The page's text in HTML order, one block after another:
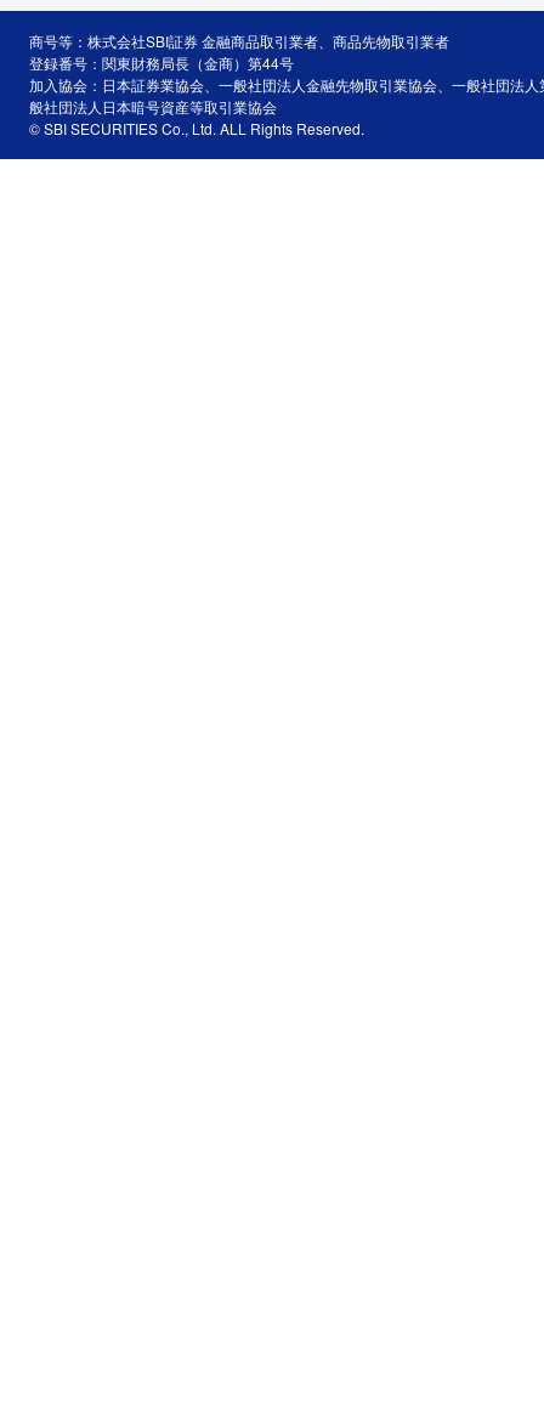
商号等：株式会社SBI証券 金融商品取引業者、商品先物取引業者
登録番号：関東財務局長（金商）第44号
加入協会：日本証券業協会、一般社団法人金融先物取引業協会、一般社団法
般社団法人日本暗号資産等取引業協会
© SBI SECURITIES Co., Ltd. ALL Rights Reserved.